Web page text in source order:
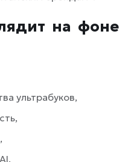
на фоне
ультрабуков,